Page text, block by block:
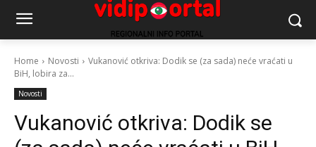
Home Novosti
Vukanović otkriva: Dodik se (za sada) neće vraćati u
BiH, lobira za...
Novosti
Vukanović otkriva: Dodik se